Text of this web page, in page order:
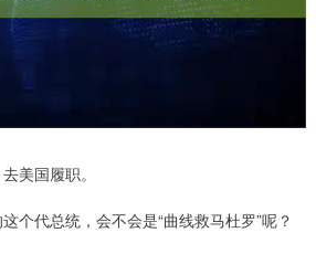
美国履职。
个代总统，会不会是“曲线救马杜罗”呢？